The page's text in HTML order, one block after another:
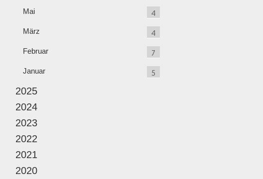
Mai 4
März 4
Februar 7
Januar 5
2025
2024
2023
2022
2021
2020